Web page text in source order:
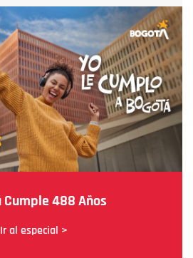
Cumple 488 Años
Ir al especial >